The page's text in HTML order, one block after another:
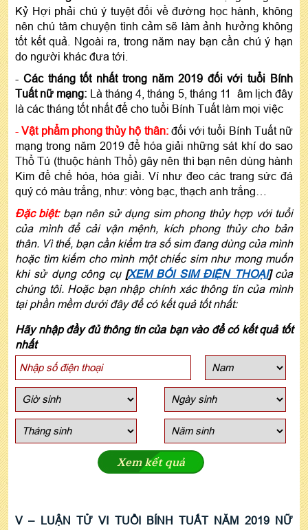
Kỷ Hợi phải chú ý tuyệt đối về đường học hành, không
nên chú tâm chuyện tình cảm sẽ làm ảnh hưởng không
tốt kết quả. Ngoài ra, trong năm nay bạn cần chú ý hạn
do người khác đưa tới.
- Các tháng tốt nhất trong năm 2019 đối với tuổi Bính
Tuất nữ mạng: Là tháng 4, tháng 5, tháng 11 âm lịch đây
là các tháng tốt nhất để cho tuổi Bính Tuất làm mọi việc
-Vật phẩm phong thủy hộ thân: đối với tuổi Bính Tuất nữ
mạng trong năm 2019 để hóa giải những sát khí do sao
Thổ Tú (thuộc hành Thổ) gây nên thì bạn nên dùng hành
Kim để chế hóa, hóa giải. Ví như đeo các trang sức đá
quý có màu trắng, như: vòng bạc, thạch anh trắng…
Đặc biệt: bạn nên sử dụng sim phong thủy hợp với tuổi
của mình để cải vận mệnh, kích phong thủy cho bản
thân. Vì thế, bạn cần kiểm tra số sim đang dùng của mình
hoặc tìm kiếm cho mình một chiếc sim như mong muốn
khi sử dụng công cụ[XEM BÓI SIM ĐIỆN THOẠI]của
chúng tôi. Hoặc bạn nhập chính xác thông tin của mình
tại phần mềm dưới đây để có kết quả tốt nhất:
Hãy nhập đầy đủ thông tin của bạn vào để có kết quả tốt
nhất
Xem kết quả
V – LUẬN TỬ VI TUỔI BÍNH TUẤT NĂM 2019 NỮ